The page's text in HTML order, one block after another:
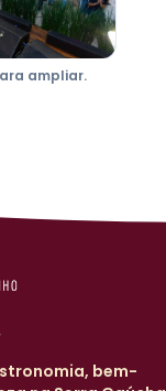
ampliar.
bem-